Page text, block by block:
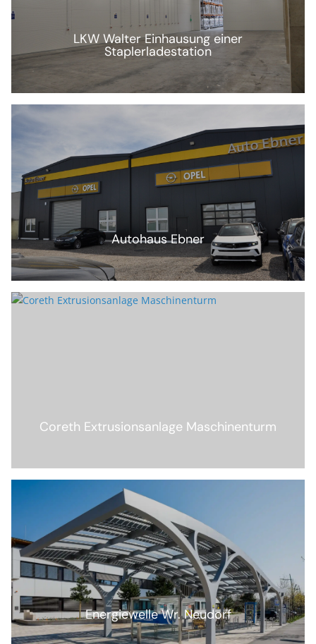
LKW Walter Einhausung einer
Staplerladestation
Autohaus Ebner
Coreth Extrusionsanlage Maschinenturm
Energiewelle Wr. Neudorf